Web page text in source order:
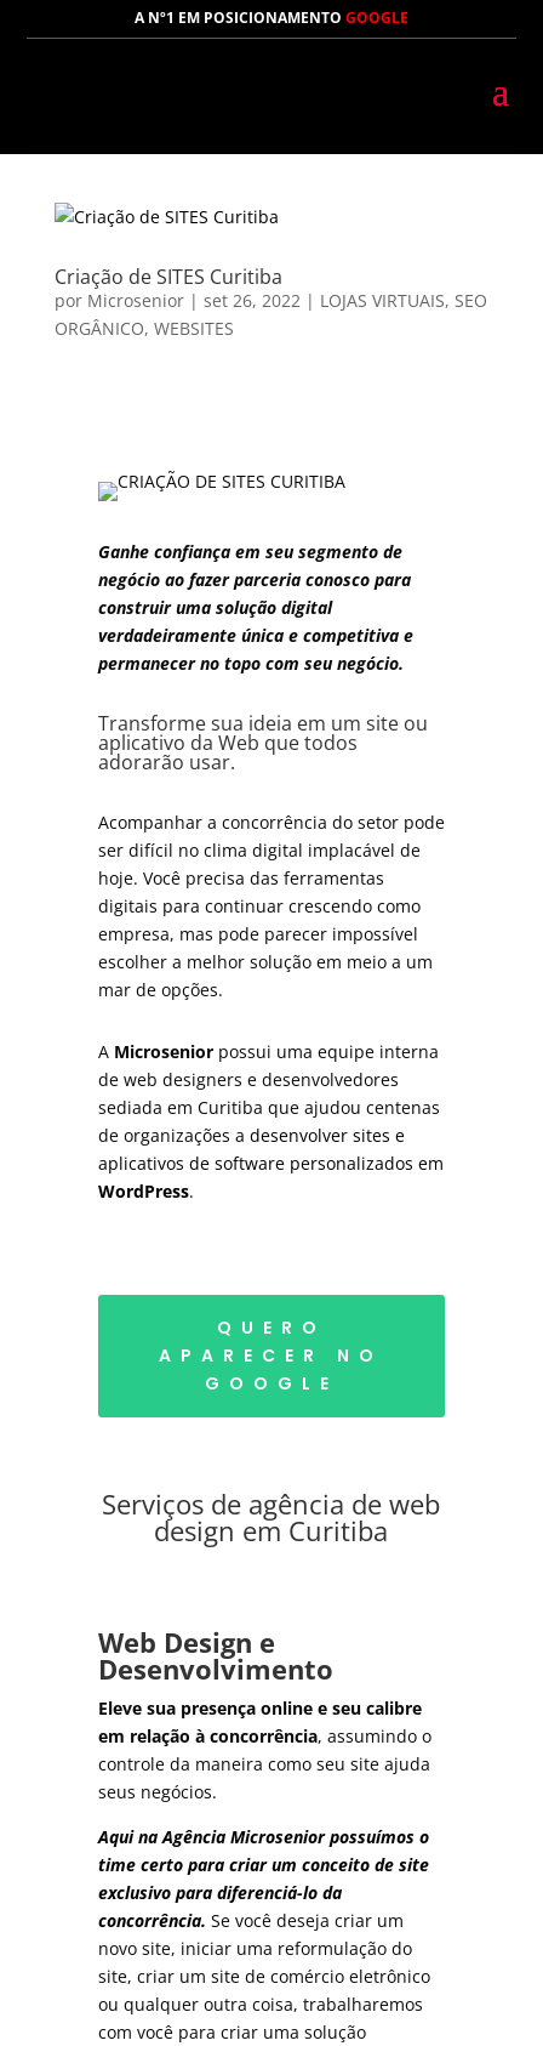
A Nº1 EM POSICIONAMENTO GOOGLE
Criação de SITES Curitiba
por Microsenior| set 26, 2022| LOJAS VIRTUAIS, SEO
ORGÂNICO, WEBSITES
Ganhe confiança em seu segmento de
negócio ao fazer parceria conosco para
construir uma solução digital
verdadeiramente única e competitiva e
permanecer no topo com seu negócio.
Transformesua ideia em um siteou
aplicativo da Web quetodos
adorarão usar.
Acompanhar a concorrência do setor pode
ser difícil no clima digital implacável de
hoje. Você precisa das ferramentas
digitais para continuar crescendo como
empresa, mas pode parecer impossível
escolher a melhor solução em meio a um
mar de opções.
A Microsenior possui uma equipe interna
de web designers e desenvolvedores
sediada em Curitiba que ajudou centenas
de organizações a desenvolver sites e
aplicativos de software personalizados em
WordPress.
QUERO
APARECER NO
GOOGLE
Serviços de agência de web
design em Curitiba
Web Design e
Desenvolvimento
Eleve sua presença online e seu calibre
em relação à concorrência, assumindo o
controle da maneira como seu site ajuda
seus negócios.
Aqui na Agência Microsenior possuímos o
time certo para criar um conceito de site
exclusivo para diferenciá-lo da
concorrência. Se você deseja criar um
novo site, iniciar uma reformulação do
site, criar um site de comércio eletrônico
ou qualquer outra coisa, trabalharemos
com você para criar uma solução